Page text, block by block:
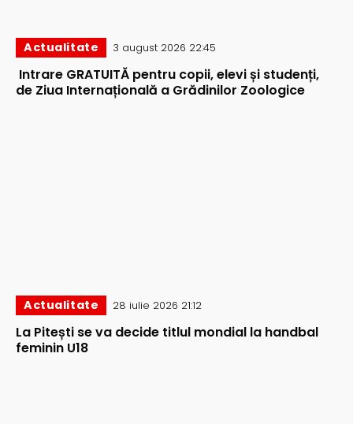
Actualitate 3 august 2026 22:45
Intrare GRATUITĂ pentru copii, elevi și studenți,
de Ziua Internațională a Grădinilor Zoologice
Actualitate 28 iulie 2026 21:12
La Pitești se va decide titlul mondial la handbal
feminin U18